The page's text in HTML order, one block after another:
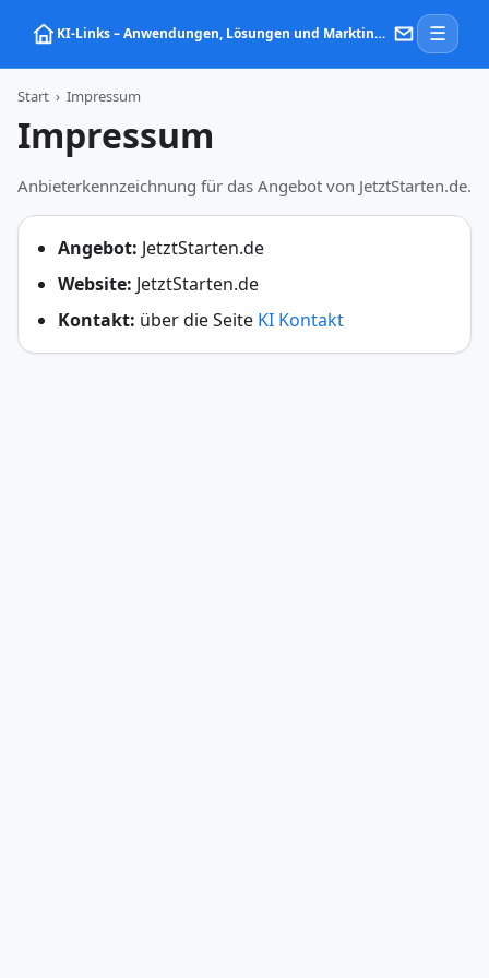
KI‑Links – Anwendungen, Lösungen und Marktinformationen zu Künstlicher Intelligenz ☰
Start › Impressum
Impressum
Anbieterkennzeichnung für das Angebot von JetztStarten.de.
Angebot: JetztStarten.de
Website: JetztStarten.de
Kontakt: über die Seite KI Kontakt